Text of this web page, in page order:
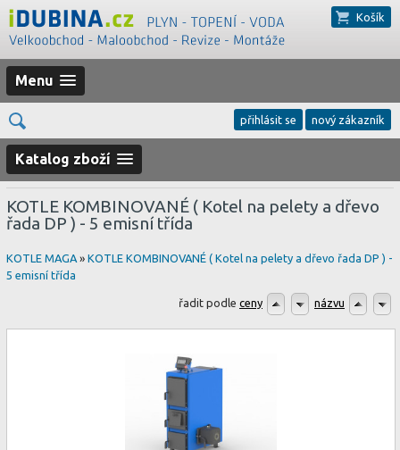
Košík
Menu
přihlásit se nový zákazník
Katalog zboží
KOTLE KOMBINOVANÉ ( Kotel na pelety a dřevo
řada DP ) - 5 emisní třída
KOTLE MAGA » KOTLE KOMBINOVANÉ ( Kotel na pelety a dřevo řada DP ) -
5 emisní třída
řadit podle ceny názvu